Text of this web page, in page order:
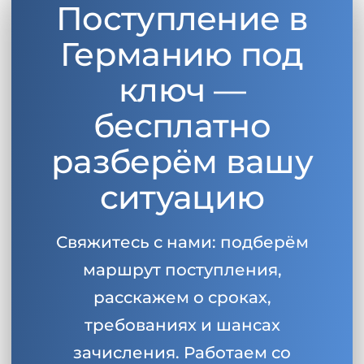
Наши студенты успешно поступают
КОНСУЛЬТАЦИЯ!
Беларусь
Другая страна
ЗАПИСАТЬСЯ НА КОНСУЛЬТАЦИЮ
Поступление в
Германию под
ключ —
бесплатно
разберём вашу
ситуацию
Свяжитесь с нами: подберём
маршрут поступления,
расскажем о сроках,
требованиях и шансах
зачисления. Работаем со